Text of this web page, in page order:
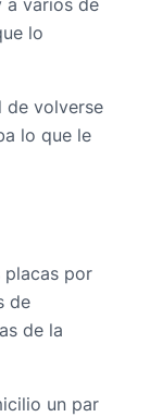
lo
de volverse
lo que le
placas por
de
de la
un par